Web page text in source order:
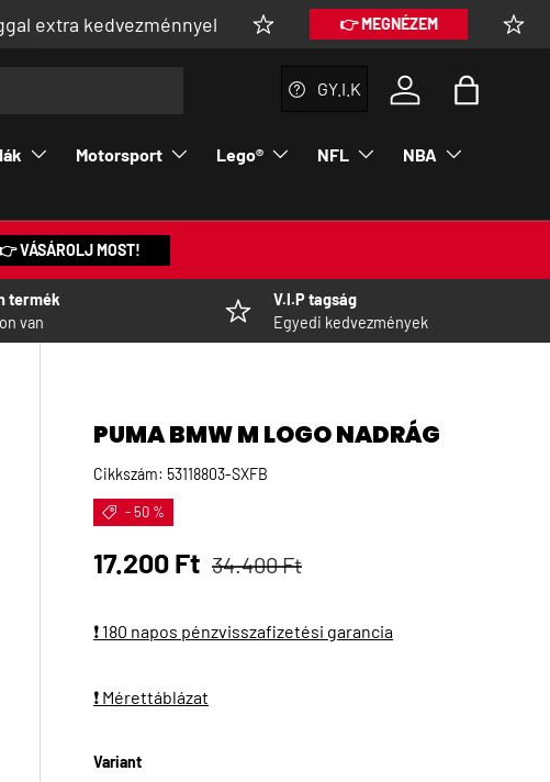
👉 MEGNÉZEM Vásárolj
GY.I.K
Bejelentkezés a
Táska
Motorsport Lego® NFL NBA
VÁSÁROLJ MOST!
termék
van
V.I.P tagság
Egyedi kedvezmények
PUMA BMW M LOGO NADRÁG
Cikkszám: 53118803-SXFB
- 50 %
Eladási ár
17.200 Ft Normál ár
34.400 Ft
❗ 180 napos pénzvisszafizetési garancia
❗ Mérettáblázat
Variant